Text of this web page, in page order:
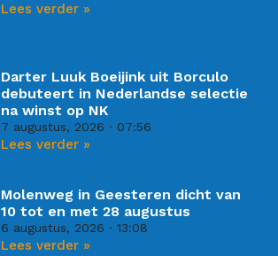
Lees verder »
Darter Luuk Boeijink uit Borculo
debuteert in Nederlandse selectie
na winst op NK
7 augustus, 2026 07:56
Lees verder »
Molenweg in Geesteren dicht van
10 tot en met 28 augustus
6 augustus, 2026 13:08
Lees verder »